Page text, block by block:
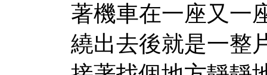
著機車在一座又一
繞出去後就是一整